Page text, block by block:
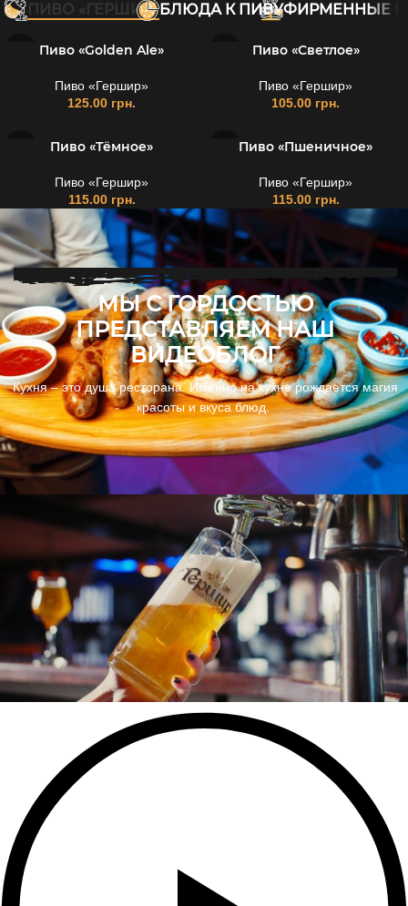
ПИВО «ГЕРШИР»БЛЮДА К ПИВУФИРМЕННЫЕ
Пиво «Golden Ale»
Пиво «Гершир»
125.00 грн.
Пиво «Светлое»
Пиво «Гершир»
105.00 грн.
Пиво «Тёмное»
Пиво «Гершир»
115.00 грн.
Пиво «Пшеничное»
Пиво «Гершир»
115.00 грн.
МЫ С ГОРДОСТЬЮ
ПРЕДСТАВЛЯЕМ НАШ
ВИДЕОБЛОГ
Кухня – это душа ресторана. Именно на кухне рождается магия
красоты и вкуса блюд.